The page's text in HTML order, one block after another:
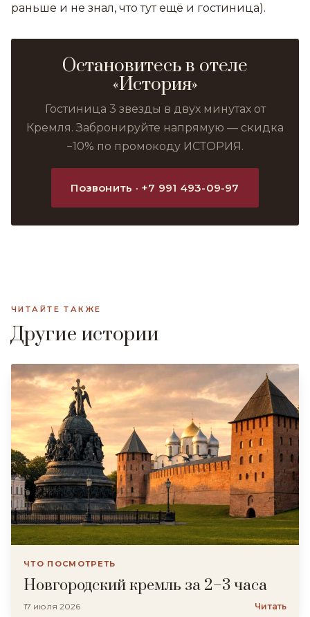
раньше и не знал, что тут ещё и гостиница).
Остановитесь в отеле
«История»
Гостиница 3 звезды в двух минутах от
Кремля. Забронируйте напрямую — скидка
−10% по промокоду ИСТОРИЯ.
Позвонить · +7 991 493-09-97
ЧИТАЙТЕ ТАКЖЕ
Другие истории
ЧТО ПОСМОТРЕТЬ
Новгородский кремль за 2–3 часа
17 июля 2026 Читать